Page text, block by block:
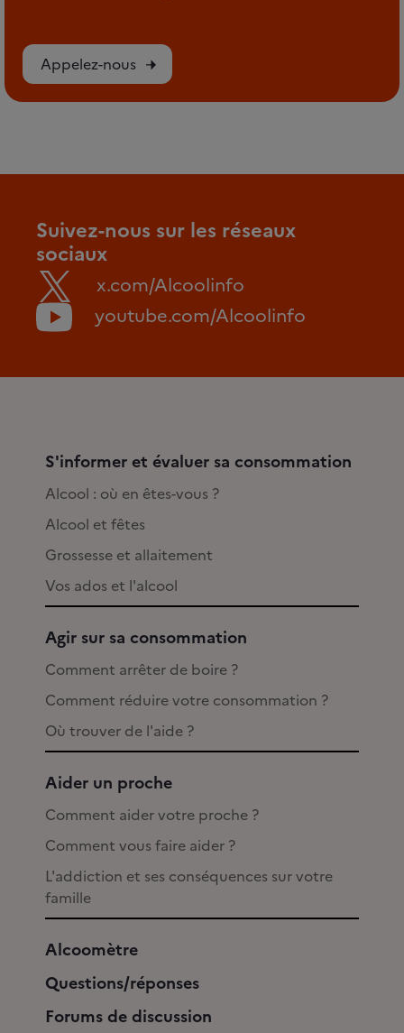
Appelez-nous
Suivez-nous sur les réseaux
sociaux
x.com/Alcoolinfo
youtube.com/Alcoolinfo
S'informer et évaluer sa consommation
Alcool : où en êtes-vous ?
Alcool et fêtes
Grossesse et allaitement
Vos ados et l'alcool
Agir sur sa consommation
Comment arrêter de boire ?
Comment réduire votre consommation ?
Où trouver de l'aide ?
Aider un proche
Comment aider votre proche ?
Comment vous faire aider ?
L'addiction et ses conséquences sur votre
famille
Alcoomètre
Questions/réponses
Forums de discussion